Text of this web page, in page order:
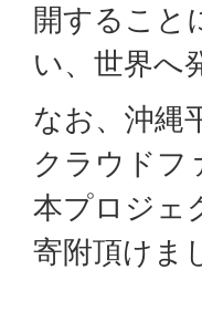
開すること
い、世界へ
なお、沖縄
クラウドフ
本プロジェ
寄附頂けま